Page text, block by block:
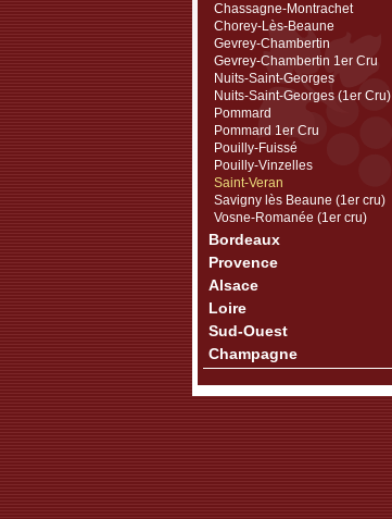
Chassagne-Montrachet
Chorey-Lès-Beaune
Gevrey-Chambertin
Gevrey-Chambertin 1er Cru
Nuits-Saint-Georges
Nuits-Saint-Georges (1er Cru)
Pommard
Pommard 1er Cru
Pouilly-Fuissé
Pouilly-Vinzelles
Saint-Veran
Savigny lès Beaune (1er cru)
Vosne-Romanée (1er cru)
Bordeaux
Provence
Alsace
Loire
Sud-Ouest
Champagne